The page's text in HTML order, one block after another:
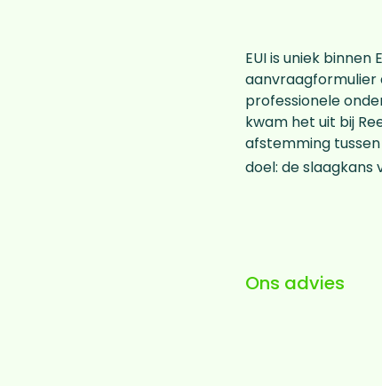
EUI is uniek
aanvraagformulier
professionele
kwam het uit bij
afstemming
doel: de slaagkans
Ons advies